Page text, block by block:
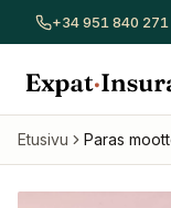
+34 951 840 271
Näytä kaikki
Etusivu Paras